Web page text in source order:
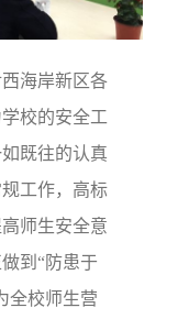
海岸新区各
校的安全工
既往的认真
工作，高标
师生安全意
到“防患于
全校师生营